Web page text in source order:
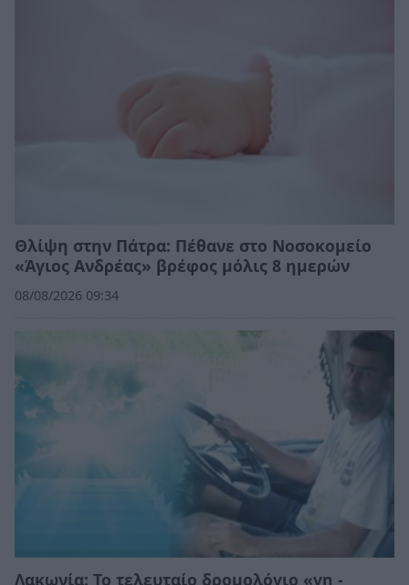
Θλίψη στην Πάτρα: Πέθανε στο Νοσοκομείο
«Άγιος Ανδρέας» βρέφος μόλις 8 ημερών
08/08/2026 09:34
Λακωνία: Το τελευταίο δρομολόγιο «γη -